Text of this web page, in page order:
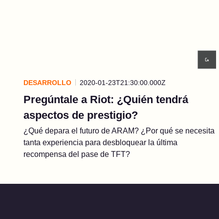
DESARROLLO 2020-01-23T21:30:00.000Z
Pregúntale a Riot: ¿Quién tendrá
aspectos de prestigio?
¿Qué depara el futuro de ARAM? ¿Por qué se necesita
tanta experiencia para desbloquear la última
recompensa del pase de TFT?